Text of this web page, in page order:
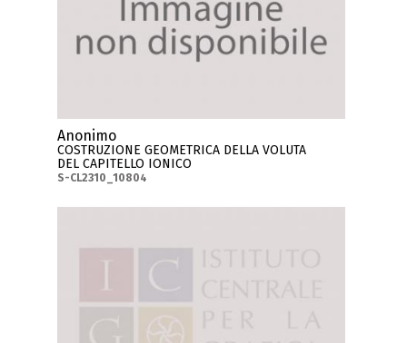
Anonimo
COSTRUZIONE GEOMETRICA DELLA VOLUTA
DEL CAPITELLO IONICO
S-CL2310_10804